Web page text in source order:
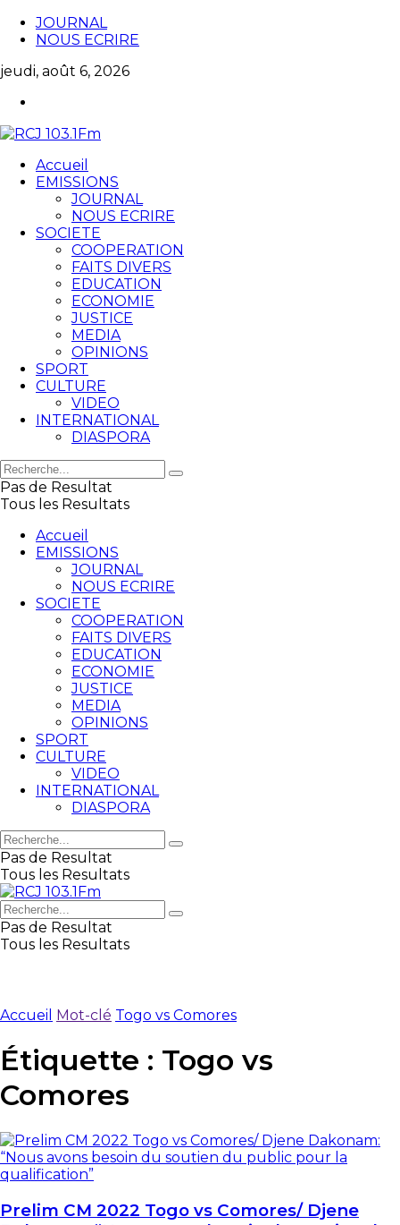
JOURNAL
NOUS ECRIRE
jeudi, août 6, 2026
Accueil
EMISSIONS
JOURNAL
NOUS ECRIRE
SOCIETE
COOPERATION
FAITS DIVERS
EDUCATION
ECONOMIE
JUSTICE
MEDIA
OPINIONS
SPORT
CULTURE
VIDEO
INTERNATIONAL
DIASPORA
Pas de Resultat
Tous les Resultats
Accueil
EMISSIONS
JOURNAL
NOUS ECRIRE
SOCIETE
COOPERATION
FAITS DIVERS
EDUCATION
ECONOMIE
JUSTICE
MEDIA
OPINIONS
SPORT
CULTURE
VIDEO
INTERNATIONAL
DIASPORA
Pas de Resultat
Tous les Resultats
Pas de Resultat
Tous les Resultats
Accueil Mot-clé Togo vs Comores
Étiquette : Togo vs
Comores
Prelim CM 2022 Togo vs Comores/ Djene